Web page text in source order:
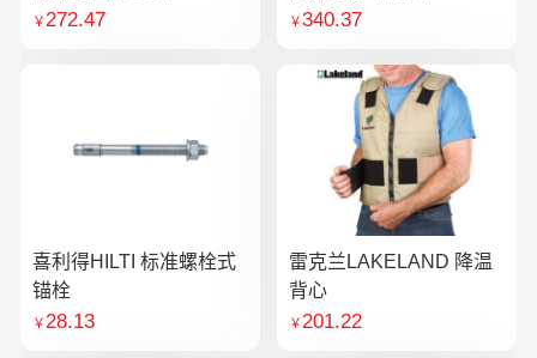
￥272.47 ￥340.37
喜利得HILTI 标准螺栓式
锚栓
￥28.13
雷克兰LAKELAND 降温
背心
￥201.22